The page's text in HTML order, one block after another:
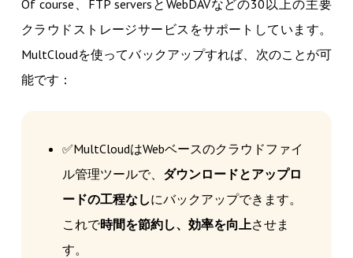
Of course、FTP serversとWebDAVなどの30以上の主要
クラウドストレージサービスをサポートしています。
MultCloudを使ってバックアップすれば、次のことが可
能です：
✅MultCloudはWebベースのクラウドファイ
ル管理ツールで、 ダウンロードとアップロ
ードの工程なしにバックアップできます。
これで時間を節約し、効率を向上させま
す。